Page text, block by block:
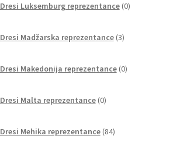
Dresi Luksemburg reprezentance 0izdelkov
Dresi Madžarska reprezentance 3izdelki
Dresi Makedonija reprezentance 0izdelkov
Dresi Malta reprezentance 0izdelkov
Dresi Mehika reprezentance 84izdelkov